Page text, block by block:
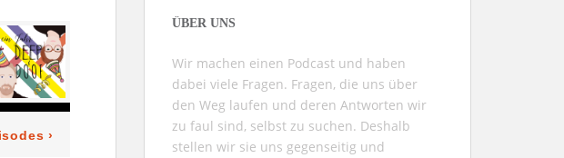
ÜBER UNS
Wir machen einen Podcast und haben
dabei viele Fragen. Fragen, die uns über
den Weg laufen und deren Antworten wir
zu faul sind, selbst zu suchen. Deshalb
stellen wir sie uns gegenseitig und